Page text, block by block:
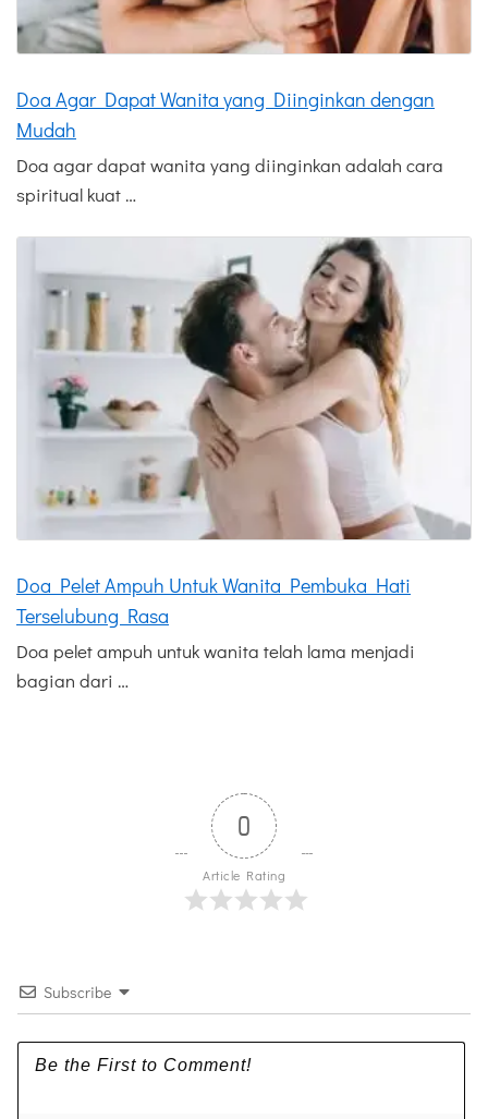
Doa Agar Dapat Wanita yang Diinginkan dengan
Mudah
Doa agar dapat wanita yang diinginkan adalah cara
spiritual kuat …
Doa Pelet Ampuh Untuk Wanita Pembuka Hati
Terselubung Rasa
Doa pelet ampuh untuk wanita telah lama menjadi
bagian dari …
0
Article Rating
Subscribe